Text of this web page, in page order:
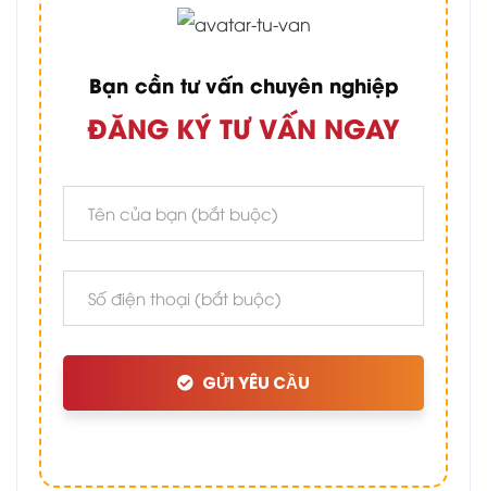
Bạn cần tư vấn chuyên nghiệp
ĐĂNG KÝ TƯ VẤN NGAY
GỬI YÊU CẦU